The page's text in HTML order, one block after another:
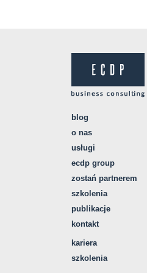
blog
o nas
usługi
ecdp group
zostań partnerem
szkolenia
publikacje
kontakt
kariera
szkolenia